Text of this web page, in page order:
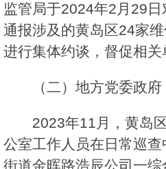
监管局于2024年2月29
通报涉及的黄岛区24家
进行集体约谈，督促相关
（二）地方党委政府
2023年11月，黄岛
公室工作人员在日常巡
街道金晖路浩辰公司一综